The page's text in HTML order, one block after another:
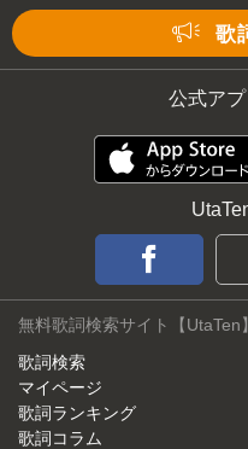
歌
公式ア
無料歌詞検索サイト【UtaTen
歌詞検索
マイページ
歌詞ランキング
歌詞コラム